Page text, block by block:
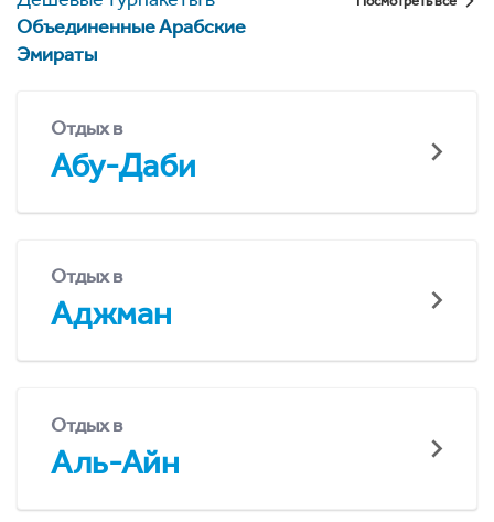
Объединенные Арабские
Эмираты
Отдых в
Абу-Даби
Отдых в
Аджман
Отдых в
Аль-Айн